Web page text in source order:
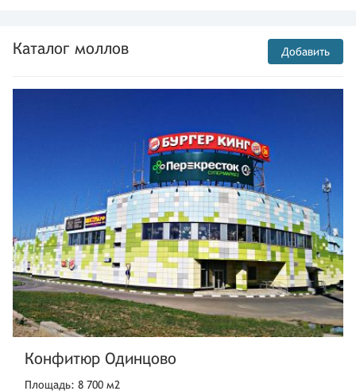
Каталог моллов Добавить
Конфитюр Одинцово
Площадь: 8 700 м2